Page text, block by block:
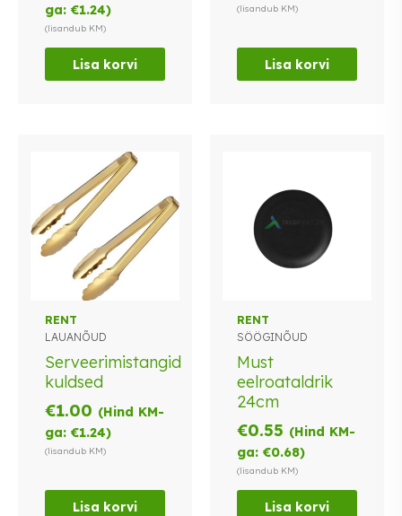
ga:€1.24)
(lisandub KM)
Lisa korvi
(lisandub KM)
Lisa korvi
RENT
LAUANÕUD
Serveerimistangid
kuldsed
€1.00 (Hind KM-
ga:€1.24)
(lisandub KM)
Lisa korvi
RENT
SÖÖGINÕUD
Must
eelroataldrik
24cm
€0.55 (Hind KM-
ga:€0.68)
(lisandub KM)
Lisa korvi